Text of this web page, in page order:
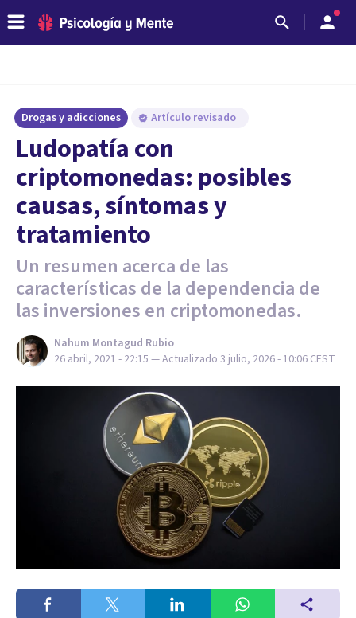
Drogas y adicciones Artículo revisado
Ludopatía con
criptomonedas: posibles
causas, síntomas y
tratamiento
Un resumen acerca de las
características de la dependencia de
las inversiones en criptomonedas.
Nahum Montagud Rubio
26 abril, 2021 - 22:15 — Actualizado 3 julio, 2026 - 10:06 CEST